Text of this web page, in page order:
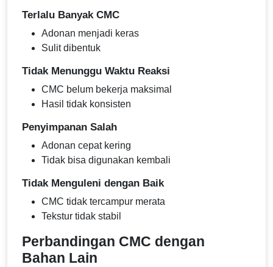
Terlalu Banyak CMC
Adonan menjadi keras
Sulit dibentuk
Tidak Menunggu Waktu Reaksi
CMC belum bekerja maksimal
Hasil tidak konsisten
Penyimpanan Salah
Adonan cepat kering
Tidak bisa digunakan kembali
Tidak Menguleni dengan Baik
CMC tidak tercampur merata
Tekstur tidak stabil
Perbandingan CMC dengan
Bahan Lain